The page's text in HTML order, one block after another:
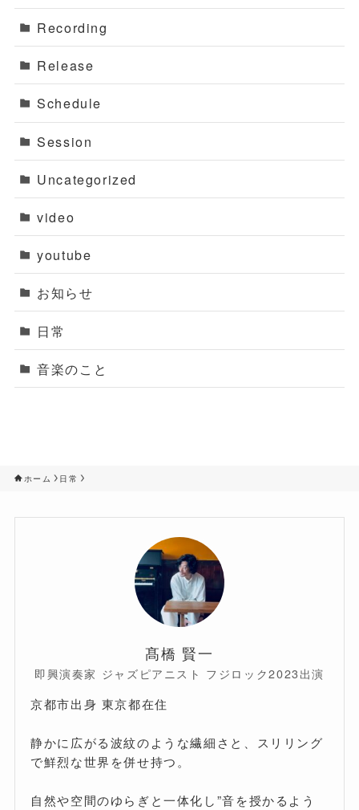
Recording
Release
Schedule
Session
Uncategorized
video
youtube
お知らせ
日常
音楽のこと
ホーム 日常
髙橋 賢一
即興演奏家 ジャズピアニスト フジロック2023出演
京都市出身 東京都在住
静かに広がる波紋のような繊細さと、スリリング
で鮮烈な世界を併せ持つ。
自然や空間のゆらぎと一体化し”音を授かるよう